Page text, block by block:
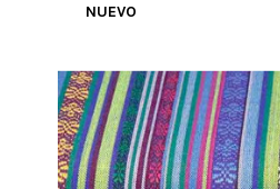
NUEVO